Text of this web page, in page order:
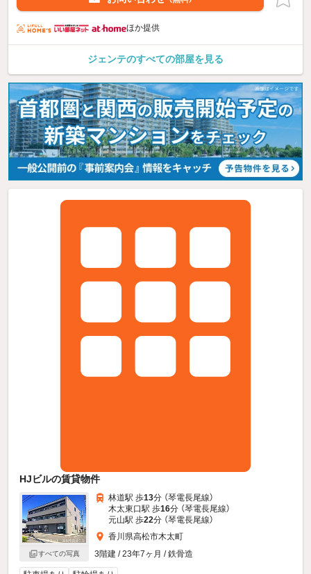
ほか提供
ジェンテのすべての部屋を見る
HJビルの賃貸物件
すべての写真
林道駅 歩13分 （琴電長尾線）
木太東口駅 歩16分 （琴電長尾線）
元山駅 歩22分 （琴電長尾線）
香川県高松市木太町
3階建 / 23年7ヶ月 / 鉄骨造